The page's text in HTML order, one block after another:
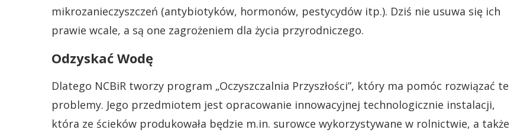
mikrozanieczyszczeń (antybiotyków, hormonów, pestycydów itp.). Dziś nie usuwa się ich
prawie wcale, a są one zagrożeniem dla życia przyrodniczego.
Odzyskać Wodę
Dlatego NCBiR tworzy program „Oczyszczalnia Przyszłości”, który ma pomóc rozwiązać te
problemy. Jego przedmiotem jest opracowanie innowacyjnej technologicznie instalacji,
która ze ścieków produkowała będzie m.in. surowce wykorzystywane w rolnictwie, a także